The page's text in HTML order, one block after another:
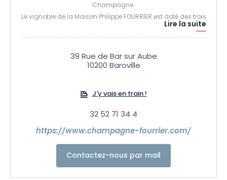
Champagne.
Le vignoble de la Maison Philippe FOURRIER est doté des trois
cépages principaux de la Champagne et du rare Pinot
Blanc sur plus de 50 parcelles sur les coteaux de
l’amphithéâtre naturel de la Côte des Bar.
Lire la suite
39 Rue de Bar sur Aube
10200 Baroville
J'y vais en train !
32 52 71 34 4
https://www.champagne-fourrier.com/
Contactez-nous par mail